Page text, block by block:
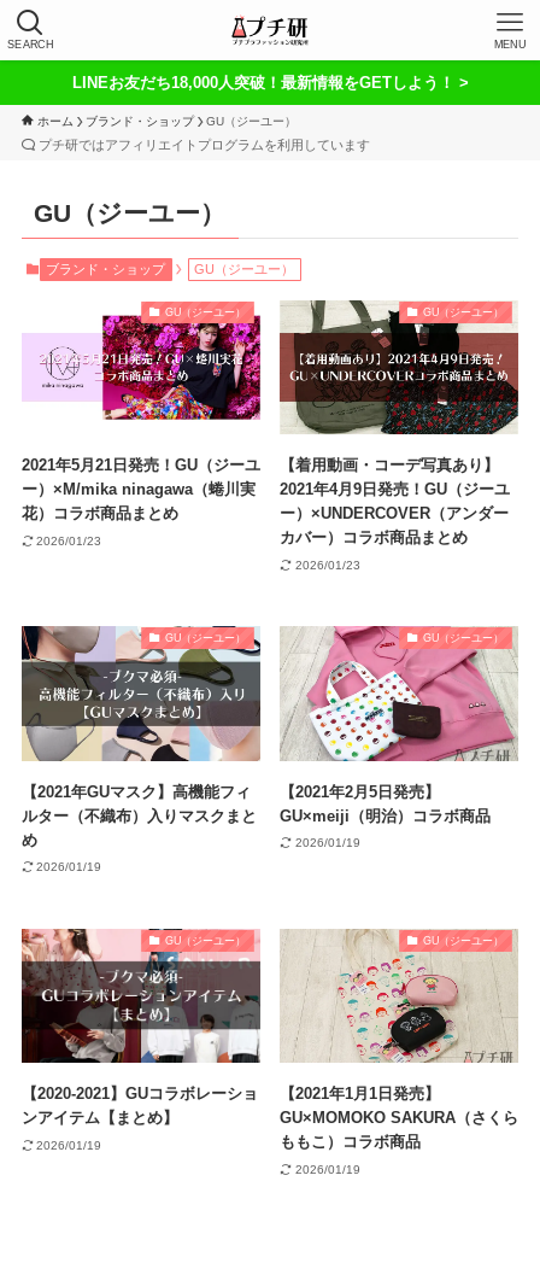
SEARCH MENU
LINEお友だち18,000人突破！最新情報をGETしよう！ >
ホーム ブランド・ショップ GU（ジーユー）
プチ研ではアフィリエイトプログラムを利用しています
GU（ジーユー）
ブランド・ショップ GU（ジーユー）
GU（ジーユー）
2021年5月21日発売！GU（ジーユ
ー）×M/mika ninagawa（蜷川実
花）コラボ商品まとめ
2026/01/23
GU（ジーユー）
【着用動画・コーデ写真あり】
2021年4月9日発売！GU（ジーユ
ー）×UNDERCOVER（アンダー
カバー）コラボ商品まとめ
2026/01/23
GU（ジーユー）
【2021年GUマスク】高機能フィ
ルター（不織布）入りマスクまと
め
2026/01/19
GU（ジーユー）
【2021年2月5日発売】
GU×meiji（明治）コラボ商品
2026/01/19
GU（ジーユー）
【2020-2021】GUコラボレーショ
ンアイテム【まとめ】
2026/01/19
GU（ジーユー）
【2021年1月1日発売】
GU×MOMOKO SAKURA（さくら
ももこ）コラボ商品
2026/01/19